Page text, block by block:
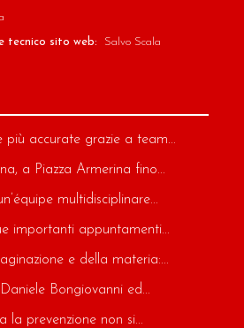
tecnico sito web: Salvo Scala
più accurate grazie a team...
a Piazza Armerina fino...
multidisciplinare...
importanti appuntamenti...
e della materia:...
Daniele Bongiovanni ed...
la prevenzione non si...